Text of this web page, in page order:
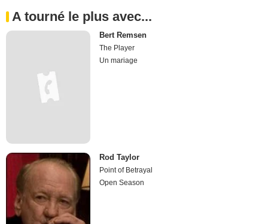
A tourné le plus avec...
Bert Remsen
The Player
Un mariage
Rod Taylor
Point of Betrayal
Open Season